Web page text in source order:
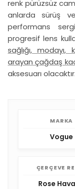
renk pürüzsüz cam
anlarda sürüş
performans
progresif lens
sağlığı,
arayan çağdaş
aksesuarı olacaktır.
MARKA
Vogue
ÇERÇEVE
Rose